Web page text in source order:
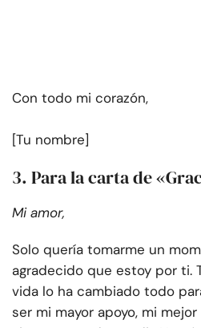
Con todo mi corazón,
[Tu nombre]
3. Para la carta de
Mi amor,
Solo quería tomarme un
agradecido que estoy por ti.
vida lo ha cambiado todo
ser mi mayor apoyo, mi